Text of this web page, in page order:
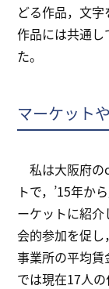
どる作品，文字
作品には共通
た。
マーケット
私は大阪府の
トで，’15年か
ーケットに紹
会的参加を促し
事業所の平均
では現在17人